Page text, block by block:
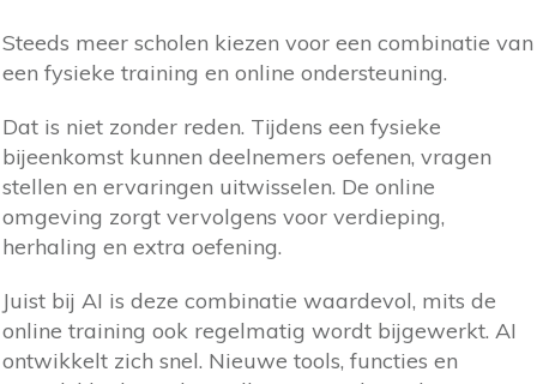
Steeds meer scholen kiezen voor een combinatie van
een fysieke training en online ondersteuning.
Dat is niet zonder reden. Tijdens een fysieke
bijeenkomst kunnen deelnemers oefenen, vragen
stellen en ervaringen uitwisselen. De online
omgeving zorgt vervolgens voor verdieping,
herhaling en extra oefening.
Juist bij AI is deze combinatie waardevol, mits de
online training ook regelmatig wordt bijgewerkt. AI
ontwikkelt zich snel. Nieuwe tools, functies en